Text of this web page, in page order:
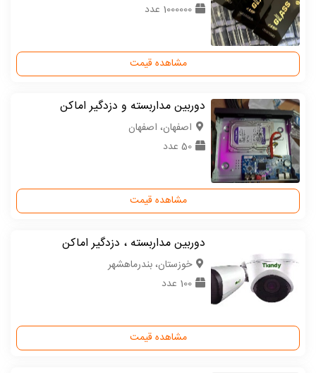
1000000 عدد
مشاهده قیمت
دوربین مداربسته و دزدگیر اماکن
اصفهان، اصفهان
50 عدد
مشاهده قیمت
دوربین مداربسته ، دزدگیر اماکن
خوزستان، بندرماهشهر
100 عدد
مشاهده قیمت